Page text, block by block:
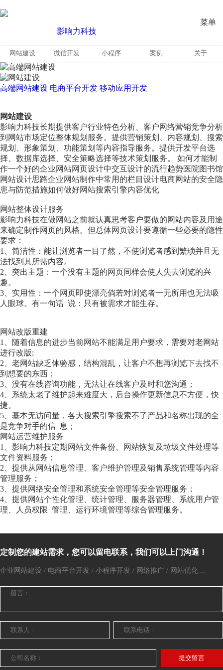
菜单
网站建设 微信开发 小程序 案例 关于
高端网站建设 电商平台开发 移动应用开发
网站建设
影响力科技长期提供客户行业特色分析、客户网络营销竞争分析
到网站市场定位整体规划服务。提供营销策划、内容规划、搜索
规划、形象策划、功能策划等内容指导服务。提供开发平台选
择、数据库选择、安全策略选择等技术策划服务。 如何才能制
作一个好的企业网站网页设计中交互设计的流行趋势医院图书馆
网站设计思路企业网站制作中常用的栏目设计电商网站的安全隐
患与防范措施如何做好网站搜索引擎内容优化
网站整体设计服务
影响力科技在做网站之前就认真思考客户要做的网站内容及用途
来确定制作网页的风格。但总体网页设计要遵循一些必要的隐性
要求：
1、简洁性：能让浏览者一目了然，不使浏览者感到繁琐并且无
法找到其所需内容。
2、突出主题：一个没有主题的网页同样会使人失去浏览的兴
趣。
3、实用性：一个网页即使漂亮倘若对浏览者一无所用也无法吸
人眼球。有一句话 说：只有被需求才能生存。
网站改版重建
1、随着信息的进步当前网站不能满足用户要求，需要对老网站
进行改版;
2、老网站缺乏体验感，结构混乱，让客户不想再浏览下去找不
到想要的东西；
3、没有在线咨询功能，无法让在线客户及时和您沟通；
4、系统太老了维护起来难度大，后台操作更新信息不方便，快
捷。
5、基本无访问量，各大搜索引擎搜索不了产品和名称出现的全
是竞争对手的信 息；
网站运营维护服务
1、影响力科技定期网站文件备份、网站恢复及垃圾文件处理等
文件资料服务；
2、提供从网站信息管理、客户维护管理及销售系统管理等内容
管理服务；
3、提供网络安全管理和系统安全管理等安全管理服务；
4、提供网站个性化管理、统计管理、服务器管理、系统用户管
理、人员权限 管理、运行环境管理等综合管理服务。
定制您的建站需求，您可以留电联系，我们可以上门沟通！
企业网站建设 / 电商平台开发 / 小程序开发 / 网络推广 / 网站优化 ...
提交留言